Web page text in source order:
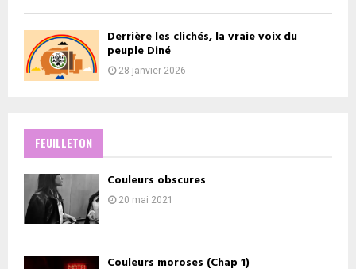
Derrière les clichés, la vraie voix du
peuple Diné
28 janvier 2026
FEUILLETON
Couleurs obscures
20 mai 2021
Couleurs moroses (Chap 1)